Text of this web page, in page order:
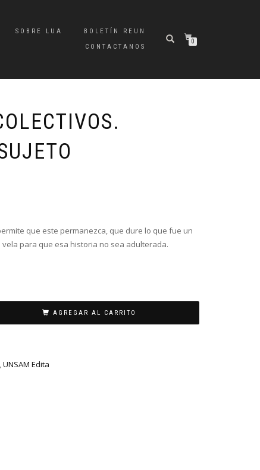
SOBRE LUA
BOLETÍN REUN
CONTACTANOS
0
que este permanezca, que dure lo que fue un
para que esa historia no sea adulterada.
AGREGAR AL CARRITO
,UNSAM Edita